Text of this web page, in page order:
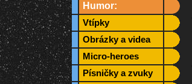
Humor:
Vtípky
Obrázky a videa
Micro-heroes
Písničky a zvuky